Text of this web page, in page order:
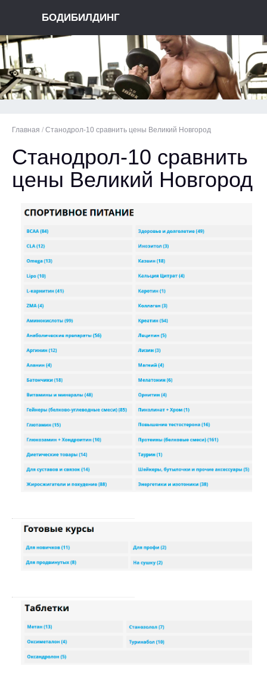
БОДИБИЛДИНГ
Главная / Станодрол-10 сравнить цены Великий Новгород
Станодрол-10 сравнить
цены Великий Новгород